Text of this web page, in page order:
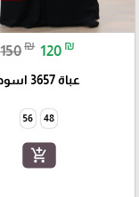
150₪ 120 ₪
عباة 3657 اسود
48
56
add_shopping_cart